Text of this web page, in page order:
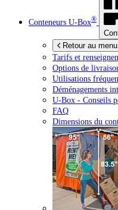
Conteneurs U-Box®
Retour au
Tarifs et
Options de
Utilisations
Déménagements
U-Box - Conseils
FAQ
Dimensions du